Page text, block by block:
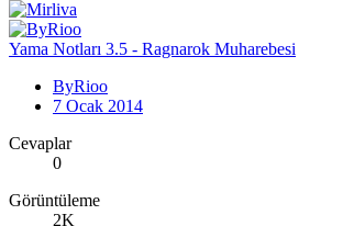
Yama Notları 3.5 - Ragnarok Muharebesi
ByRioo
7 Ocak 2014
Cevaplar
0
Görüntüleme
2K